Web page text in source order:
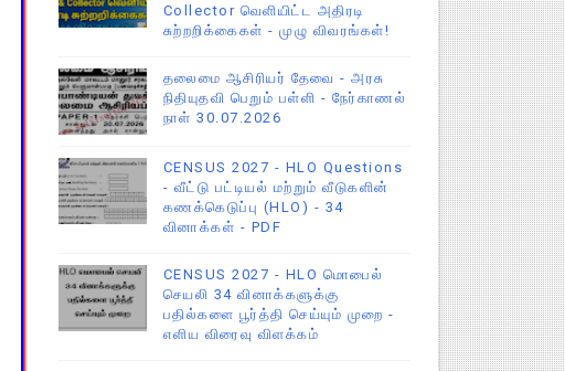
Collector வெளியிட்ட அதிரடி
சுற்றறிக்கைகள் - முழு விவரங்கள்!
தலைமை ஆசிரியர் தேவை - அரசு
நிதியுதவி பெறும் பள்ளி - நேர்காணல்
நாள் 30.07.2026
CENSUS 2027 - HLO Questions
- வீட்டு பட்டியல் மற்றும் வீடுகளின்
கணக்கெடுப்பு (HLO) - 34
வினாக்கள் - PDF
CENSUS 2027 - HLO மொபைல்
செயலி 34 வினாக்களுக்கு
பதில்களை பூர்த்தி செய்யும் முறை -
எளிய விரைவு விளக்கம்